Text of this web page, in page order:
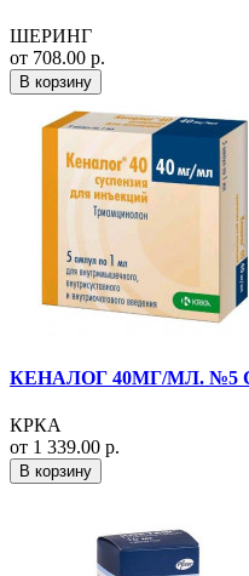
ШЕРИНГ
от 708.00 р.
В корзину
КЕНАЛОГ 40МГ/МЛ. №5
КРКА
от 1 339.00 р.
В корзину